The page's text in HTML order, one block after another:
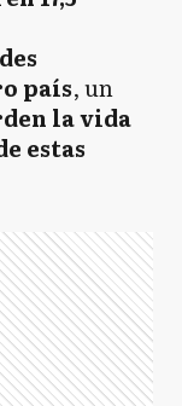
país, un
la vida
estas